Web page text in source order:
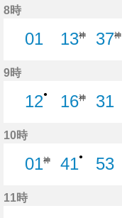
8時
01
13神 37神
9時
12● 16神
31
10時
01神
41●
53
11時